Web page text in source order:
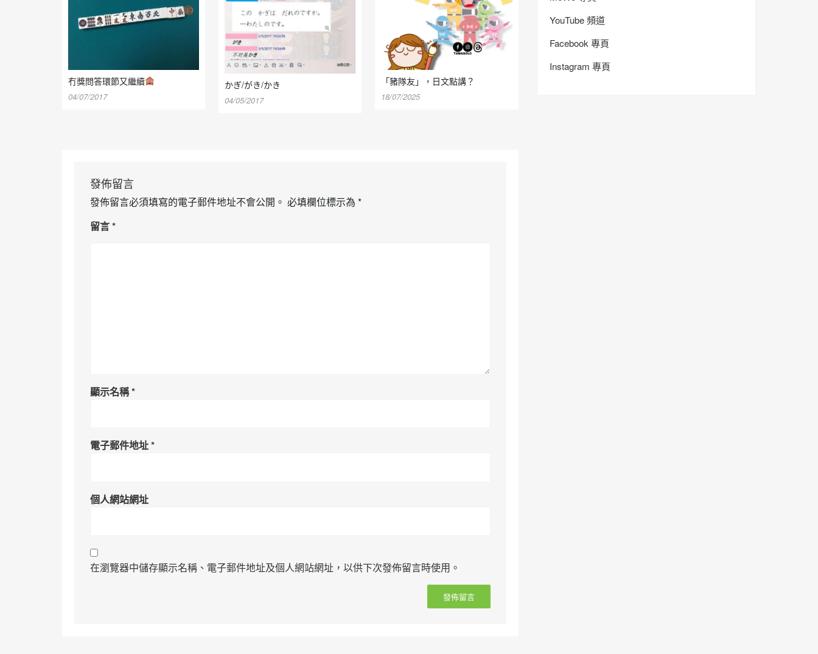
冇獎問答環節又繼續
04/07/2017
かぎ/がき/かき
04/05/2017
「豬隊友」，日文點講？
18/07/2025
發佈留言
發佈留言必須填寫的電子郵件地址不會公開。 必填欄位標示為 *
留言*
顯示名稱*
電子郵件地址*
個人網站網址
在瀏覽器中儲存顯示名稱、電子郵件地址及個人網站網址，以供下次發佈留言時使用。
YouTube 頻道
Facebook 專頁
Instagram 專頁